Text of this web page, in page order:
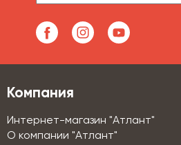
Компания
Интернет-магазин "Атлант"
О компании "Атлант"